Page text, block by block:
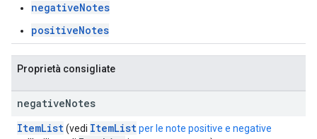
negativeNotes
positiveNotes
Proprietà consigliate
negativeNotes
ItemList(vedi ItemListper le note positive e negative